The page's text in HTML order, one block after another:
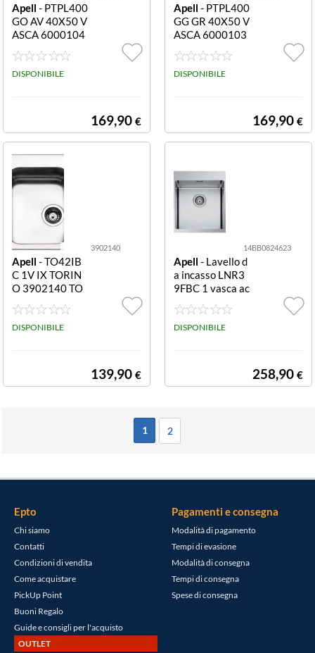
Apell - PTPL400
GO AV 40X50 V
ASCA 6000104
PTPL400GO AV
40X50 VASCA
DISPONIBILE
169,90 €
Apell - PTPL400
GG GR 40X50 V
ASCA 6000103
PTPL400GG GR
40X50 VASCA
DISPONIBILE
169,90 €
3902140
Apell - TO42IB
C 1V IX TORIN
O 3902140 TO
42IBC 1V IX TO
RINO
DISPONIBILE
139,90 €
14BB0824623
Apell - Lavello d
a incasso LNR3
9FBC 1 vasca ac
ciaio inox LNR3
9FBC VASCA R
ADIUS R12
DISPONIBILE
258,90 €
1 2
Epto
Chi siamo
Contatti
Condizioni di vendita
Come acquistare
PickUp Point
Buoni Regalo
Guide e consigli per l'acquisto
OUTLET
Pagamenti e consegna
Modalità di pagamento
Tempi di evasione
Modalità di consegna
Tempi di consegna
Spese di consegna